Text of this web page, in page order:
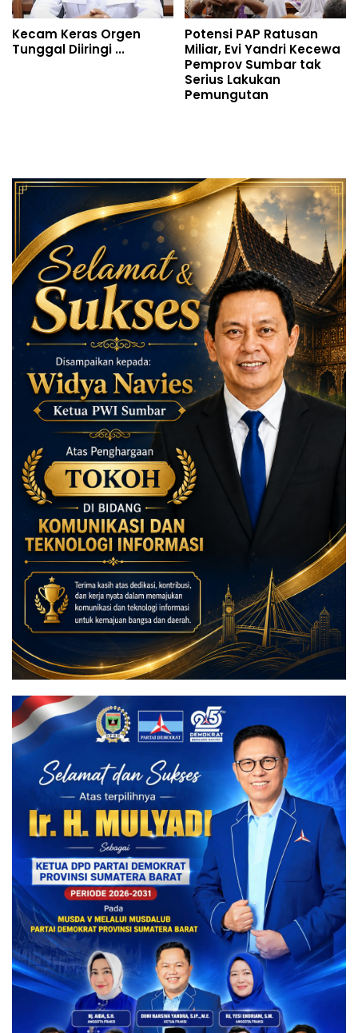
Kecam Keras Orgen
Tunggal Diiringi ...
Potensi PAP Ratusan
Miliar, Evi Yandri Kecewa
Pemprov Sumbar tak
Serius Lakukan
Pemungutan